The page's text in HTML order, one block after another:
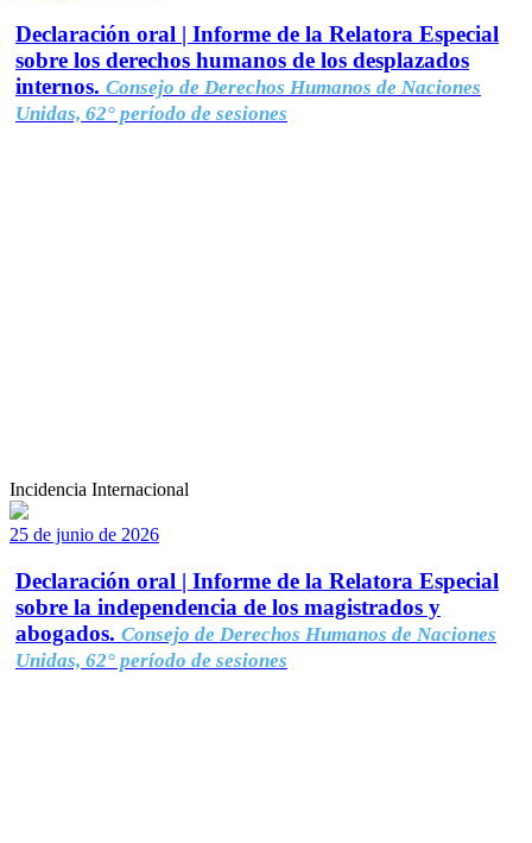
Declaración oral | Informe de la Relatora Especial
sobre los derechos humanos de los desplazados
internos. Consejo de Derechos Humanos de Naciones
Unidas, 62° período de sesiones
Incidencia Internacional
25 de junio de 2026
Declaración oral | Informe de la Relatora Especial
sobre la independencia de los magistrados y
abogados. Consejo de Derechos Humanos de Naciones
Unidas, 62° período de sesiones